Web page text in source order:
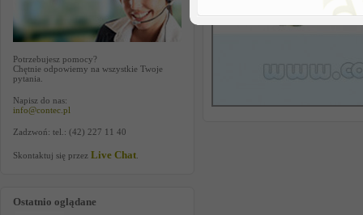
Potrzebujesz pomocy?
Chętnie odpowiemy na wszystkie Twoje
pytania.
Napisz do nas:
info@contec.pl
Zadzwoń: tel.: (42) 227 11 40
Skontaktuj się przez Live Chat
Ostatnio oglądane